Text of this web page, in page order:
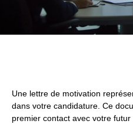
Une lettre de motivation
dans votre candidature. Ce
premier contact avec votre